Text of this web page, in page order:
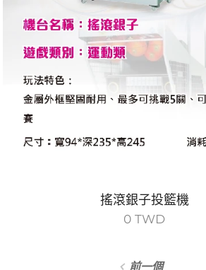
搖滾銀子投籃機
0 TWD
前一個